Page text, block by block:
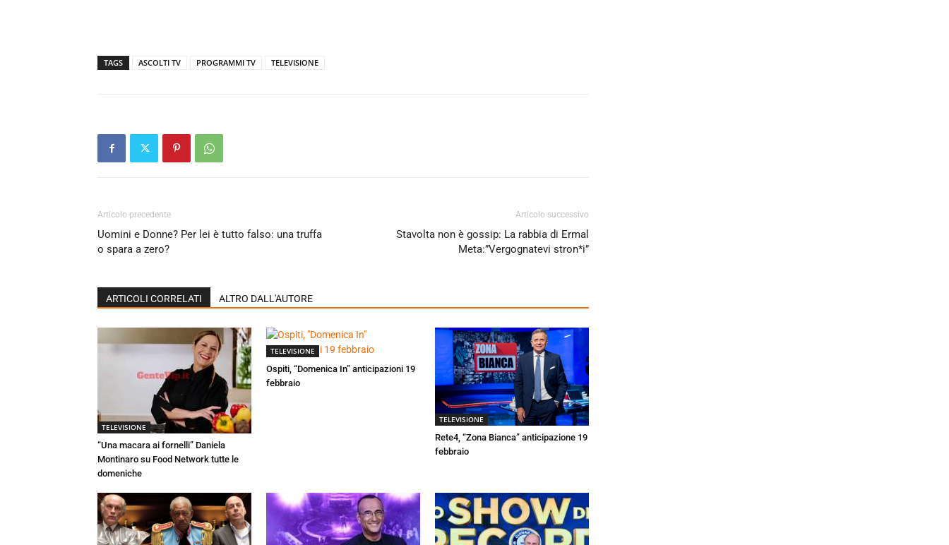
TAGS ASCOLTI TV PROGRAMMI TV TELEVISIONE
Articolo precedente
Uomini e Donne? Per lei è tutto falso: una truffa
o spara a zero?
Articolo successivo
Stavolta non è gossip: La rabbia di Ermal
Meta:”Vergognatevi stron*i”
ARTICOLI CORRELATI ALTRO DALL'AUTORE
TELEVISIONE
“Una macara ai fornelli” Daniela
Montinaro su Food Network tutte le
domeniche
TELEVISIONE
Ospiti, “Domenica In” anticipazioni 19
febbraio
TELEVISIONE
Rete4, “Zona Bianca” anticipazione 19
febbraio